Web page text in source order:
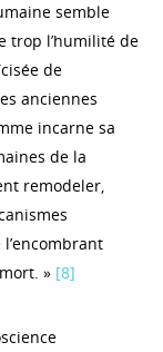
semble
trop l’humilité de
de
anciennes
incarne sa
de la
remodeler,
» [8]